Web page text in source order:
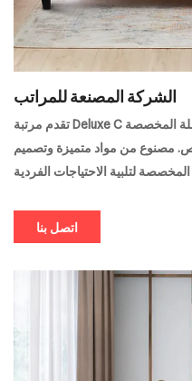
الشركة المصنعة للمراتب
تقدم مرتبة Deluxe C من قبل الشركة المصنعة للجمهور بالجملة المخصصة
مصنوع من مواد متميزة وتصميم
اتصل بنا